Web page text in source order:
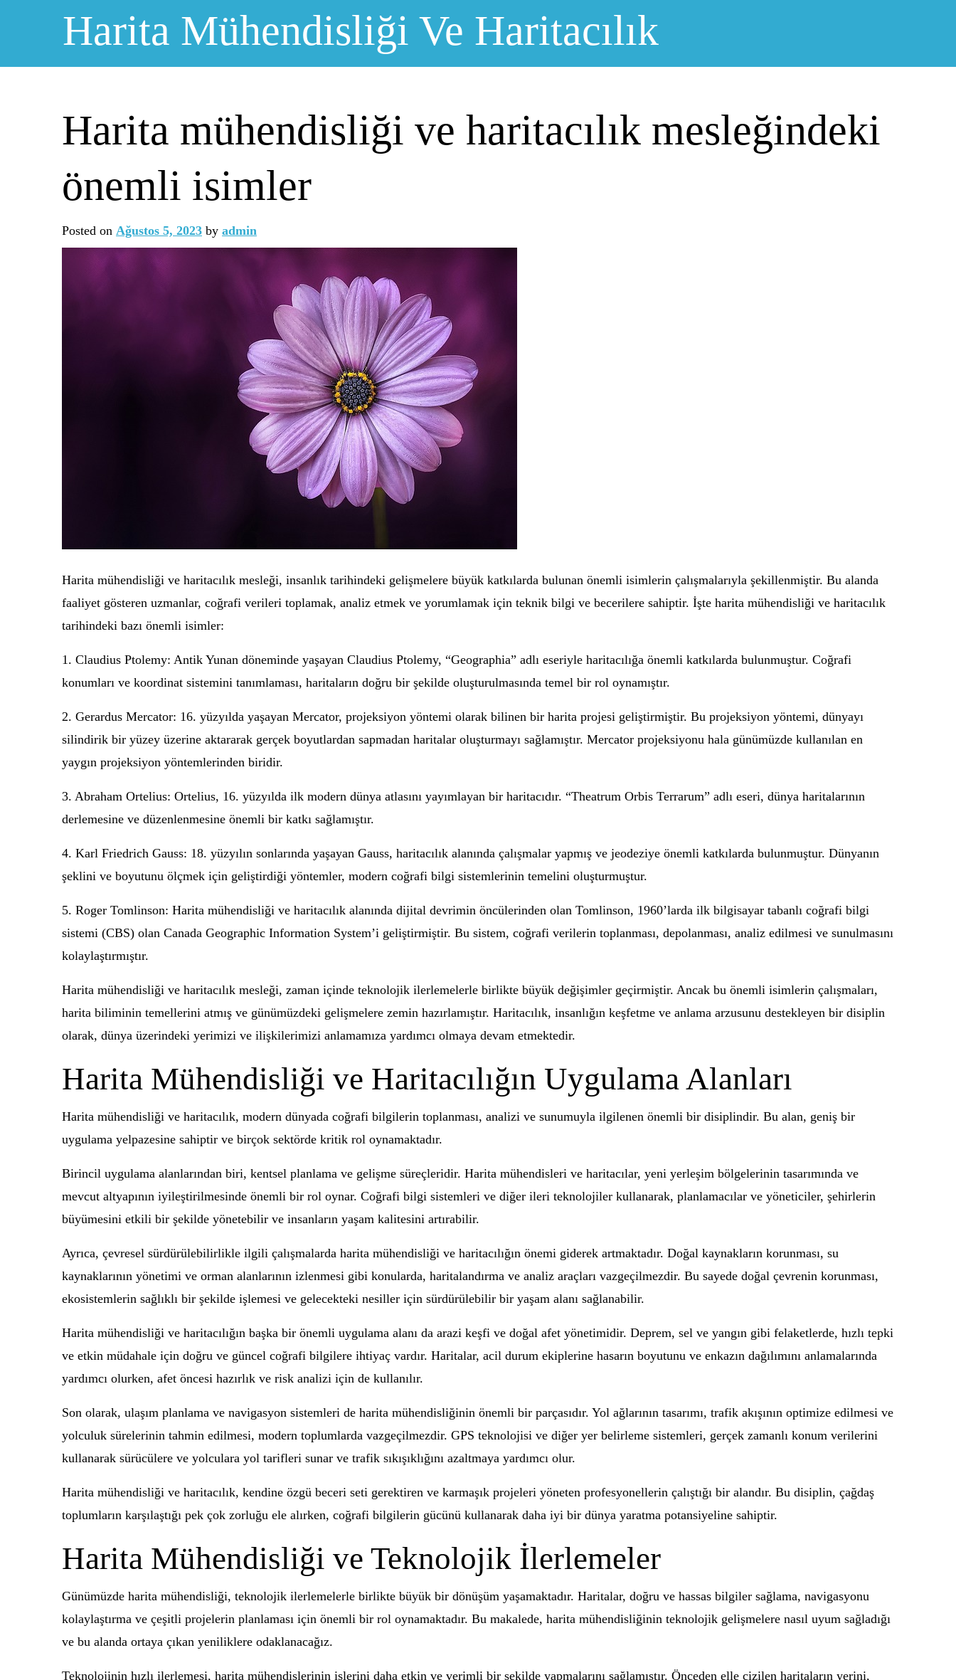
Harita Mühendisliği Ve Haritacılık
Harita mühendisliği ve haritacılık mesleğindeki
önemli isimler
Posted on Ağustos 5, 2023 by admin
Harita mühendisliği ve haritacılık mesleği, insanlık tarihindeki gelişmelere büyük katkılarda bulunan önemli isimlerin çalışmalarıyla şekillenmiştir. Bu alanda
faaliyet gösteren uzmanlar, coğrafi verileri toplamak, analiz etmek ve yorumlamak için teknik bilgi ve becerilere sahiptir. İşte harita mühendisliği ve haritacılık
tarihindeki bazı önemli isimler:
1. Claudius Ptolemy: Antik Yunan döneminde yaşayan Claudius Ptolemy, “Geographia” adlı eseriyle haritacılığa önemli katkılarda bulunmuştur. Coğrafi
konumları ve koordinat sistemini tanımlaması, haritaların doğru bir şekilde oluşturulmasında temel bir rol oynamıştır.
2. Gerardus Mercator: 16. yüzyılda yaşayan Mercator, projeksiyon yöntemi olarak bilinen bir harita projesi geliştirmiştir. Bu projeksiyon yöntemi, dünyayı
silindirik bir yüzey üzerine aktararak gerçek boyutlardan sapmadan haritalar oluşturmayı sağlamıştır. Mercator projeksiyonu hala günümüzde kullanılan en
yaygın projeksiyon yöntemlerinden biridir.
3. Abraham Ortelius: Ortelius, 16. yüzyılda ilk modern dünya atlasını yayımlayan bir haritacıdır. “Theatrum Orbis Terrarum” adlı eseri, dünya haritalarının
derlemesine ve düzenlenmesine önemli bir katkı sağlamıştır.
4. Karl Friedrich Gauss: 18. yüzyılın sonlarında yaşayan Gauss, haritacılık alanında çalışmalar yapmış ve jeodeziye önemli katkılarda bulunmuştur. Dünyanın
şeklini ve boyutunu ölçmek için geliştirdiği yöntemler, modern coğrafi bilgi sistemlerinin temelini oluşturmuştur.
5. Roger Tomlinson: Harita mühendisliği ve haritacılık alanında dijital devrimin öncülerinden olan Tomlinson, 1960’larda ilk bilgisayar tabanlı coğrafi bilgi
sistemi (CBS) olan Canada Geographic Information System’i geliştirmiştir. Bu sistem, coğrafi verilerin toplanması, depolanması, analiz edilmesi ve sunulmasını
kolaylaştırmıştır.
Harita mühendisliği ve haritacılık mesleği, zaman içinde teknolojik ilerlemelerle birlikte büyük değişimler geçirmiştir. Ancak bu önemli isimlerin çalışmaları,
harita biliminin temellerini atmış ve günümüzdeki gelişmelere zemin hazırlamıştır. Haritacılık, insanlığın keşfetme ve anlama arzusunu destekleyen bir disiplin
olarak, dünya üzerindeki yerimizi ve ilişkilerimizi anlamamıza yardımcı olmaya devam etmektedir.
Harita Mühendisliği ve Haritacılığın Uygulama Alanları
Harita mühendisliği ve haritacılık, modern dünyada coğrafi bilgilerin toplanması, analizi ve sunumuyla ilgilenen önemli bir disiplindir. Bu alan, geniş bir
uygulama yelpazesine sahiptir ve birçok sektörde kritik rol oynamaktadır.
Birincil uygulama alanlarından biri, kentsel planlama ve gelişme süreçleridir. Harita mühendisleri ve haritacılar, yeni yerleşim bölgelerinin tasarımında ve
mevcut altyapının iyileştirilmesinde önemli bir rol oynar. Coğrafi bilgi sistemleri ve diğer ileri teknolojiler kullanarak, planlamacılar ve yöneticiler, şehirlerin
büyümesini etkili bir şekilde yönetebilir ve insanların yaşam kalitesini artırabilir.
Ayrıca, çevresel sürdürülebilirlikle ilgili çalışmalarda harita mühendisliği ve haritacılığın önemi giderek artmaktadır. Doğal kaynakların korunması, su
kaynaklarının yönetimi ve orman alanlarının izlenmesi gibi konularda, haritalandırma ve analiz araçları vazgeçilmezdir. Bu sayede doğal çevrenin korunması,
ekosistemlerin sağlıklı bir şekilde işlemesi ve gelecekteki nesiller için sürdürülebilir bir yaşam alanı sağlanabilir.
Harita mühendisliği ve haritacılığın başka bir önemli uygulama alanı da arazi keşfi ve doğal afet yönetimidir. Deprem, sel ve yangın gibi felaketlerde, hızlı tepki
ve etkin müdahale için doğru ve güncel coğrafi bilgilere ihtiyaç vardır. Haritalar, acil durum ekiplerine hasarın boyutunu ve enkazın dağılımını anlamalarında
yardımcı olurken, afet öncesi hazırlık ve risk analizi için de kullanılır.
Son olarak, ulaşım planlama ve navigasyon sistemleri de harita mühendisliğinin önemli bir parçasıdır. Yol ağlarının tasarımı, trafik akışının optimize edilmesi ve
yolculuk sürelerinin tahmin edilmesi, modern toplumlarda vazgeçilmezdir. GPS teknolojisi ve diğer yer belirleme sistemleri, gerçek zamanlı konum verilerini
kullanarak sürücülere ve yolculara yol tarifleri sunar ve trafik sıkışıklığını azaltmaya yardımcı olur.
Harita mühendisliği ve haritacılık, kendine özgü beceri seti gerektiren ve karmaşık projeleri yöneten profesyonellerin çalıştığı bir alandır. Bu disiplin, çağdaş
toplumların karşılaştığı pek çok zorluğu ele alırken, coğrafi bilgilerin gücünü kullanarak daha iyi bir dünya yaratma potansiyeline sahiptir.
Harita Mühendisliği ve Teknolojik İlerlemeler
Günümüzde harita mühendisliği, teknolojik ilerlemelerle birlikte büyük bir dönüşüm yaşamaktadır. Haritalar, doğru ve hassas bilgiler sağlama, navigasyonu
kolaylaştırma ve çeşitli projelerin planlaması için önemli bir rol oynamaktadır. Bu makalede, harita mühendisliğinin teknolojik gelişmelere nasıl uyum sağladığı
ve bu alanda ortaya çıkan yeniliklere odaklanacağız.
Teknolojinin hızlı ilerlemesi, harita mühendislerinin işlerini daha etkin ve verimli bir şekilde yapmalarını sağlamıştır. Önceden elle çizilen haritaların yerini,